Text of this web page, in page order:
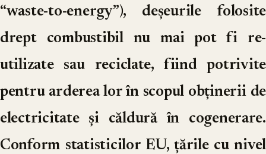
“waste-to-energy”), deșeurile folosite
drept combustibil nu mai pot fi re-
utilizate sau reciclate, fiind potrivite
pentru arderea lor în scopul obținerii de
electricitate și căldură în cogenerare.
Conform statisticilor EU, țările cu nivel